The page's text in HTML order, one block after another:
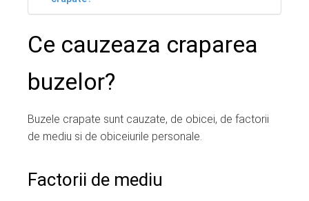
Ce cauzeaza craparea
buzelor?
Buzele crapate sunt cauzate, de obicei, de factorii
de mediu si de obiceiurile personale.
Factorii de mediu